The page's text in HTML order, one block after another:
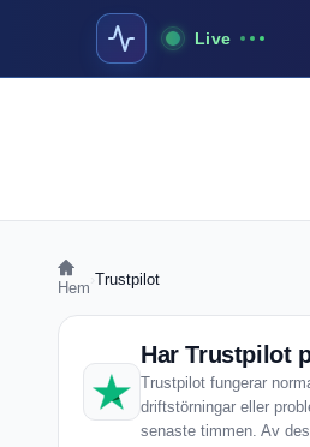
Live
Hem Trustpilot
Har Trustpilot
Trustpilot fungerar
driftstörningar eller
senaste timmen. Av